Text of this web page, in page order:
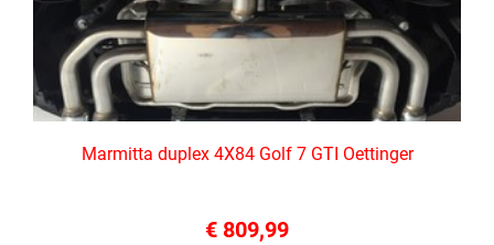
Marmitta duplex 4X84 Golf 7 GTI Oettinger
€ 809,99